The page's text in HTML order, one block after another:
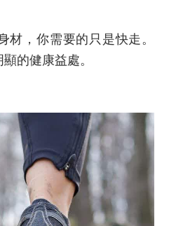
材，你需要的只是快走。
的健康益處。